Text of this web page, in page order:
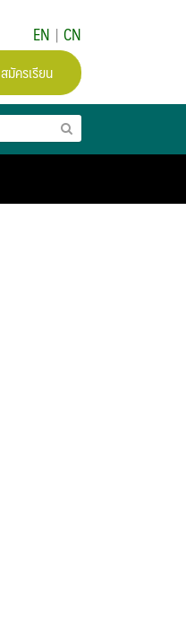
EN | CN
สมัครเรียน